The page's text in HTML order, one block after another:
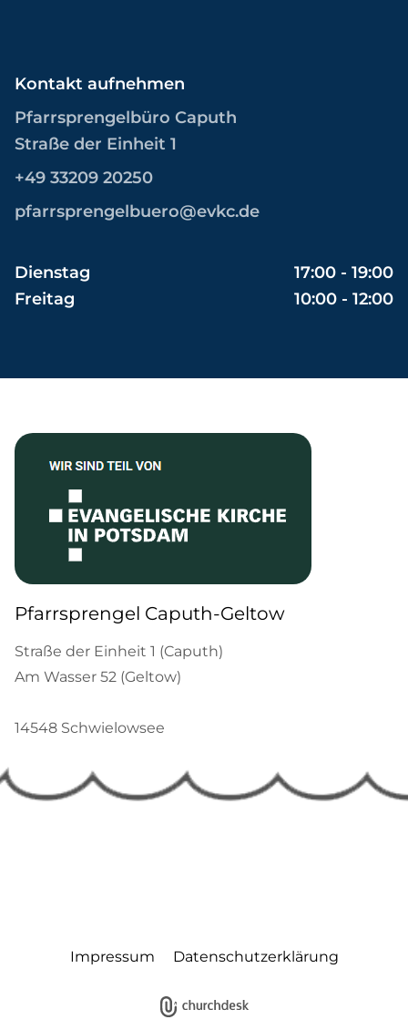
Kontakt aufnehmen
Pfarrsprengelbüro Caputh
Straße der Einheit 1
+49 33209 20250
pfarrsprengelbuero@evkc.de
Dienstag
17:00 - 19:00
Freitag
10:00 - 12:00
Pfarrsprengel Caputh-Geltow
Straße der Einheit 1 (Caputh)
Am Wasser 52 (Geltow)
14548 Schwielowsee
Impressum Datenschutzerklärung